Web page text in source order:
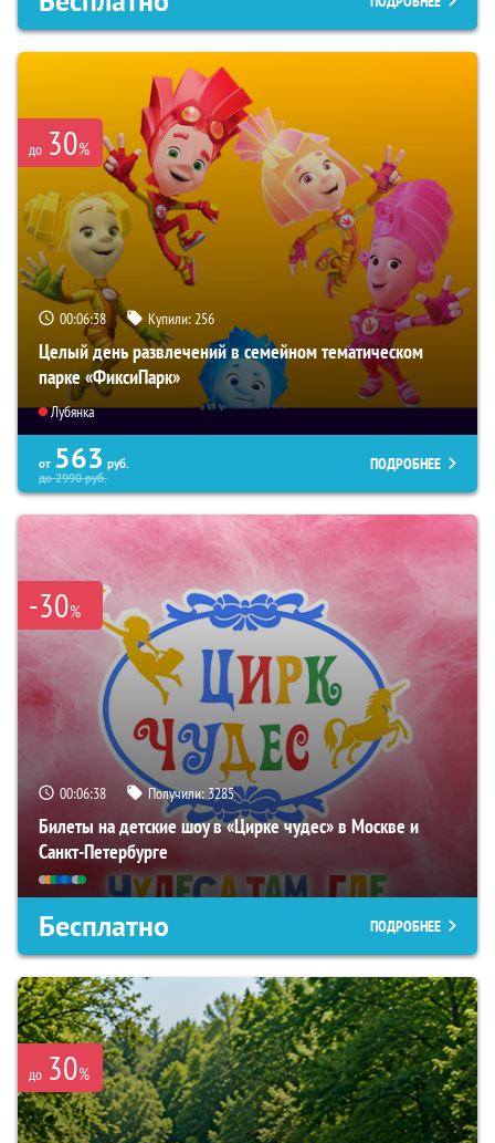
до 30%
00:06:37 Купили:256
Целый день развлечений в семейном тематическом
парке «ФиксиПарк»
Лубянка
от 563 руб.
до2990руб.
ПОДРОБНЕЕ
-30%
00:06:37 Получили: 3285
Билеты на детские шоу в «Цирке чудес» в Москве и
Санкт-Петербурге
Бесплатно ПОДРОБНЕЕ
до 30%